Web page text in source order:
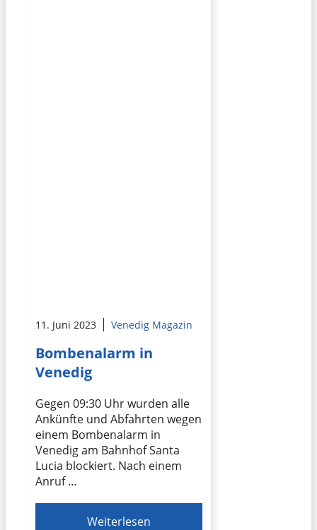
11. Juni 2023 Venedig Magazin
Bombenalarm in
Venedig
Gegen 09:30 Uhr wurden alle
Ankünfte und Abfahrten wegen
einem Bombenalarm in
Venedig am Bahnhof Santa
Lucia blockiert. Nach einem
Anruf …
Weiterlesen